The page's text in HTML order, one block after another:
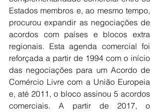
Estados membros e, ao mesmo tempo,
procurou expandir as negociações de
acordos com países e blocos extra
regionais. Esta agenda comercial foi
reforçada a partir de 1994 com o início
das negociações para um Acordo de
Comércio Livre com a União Europeia
e, até 2011, o bloco assinou 5 acordos
comerciais. A partir de 2017, o